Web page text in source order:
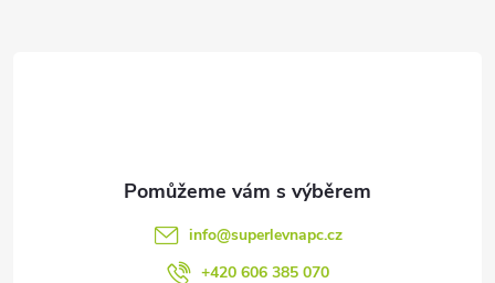
info@superlevnapc.cz
+420 606 385 070